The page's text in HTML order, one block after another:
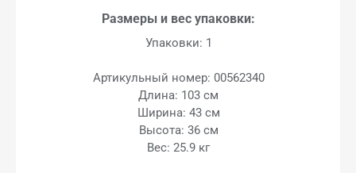
Размеры и вес упаковки:
Упаковки: 1
Артикульный номер: 00562340
Длина: 103 см
Ширина: 43 см
Высота: 36 см
Вес: 25.9 кг